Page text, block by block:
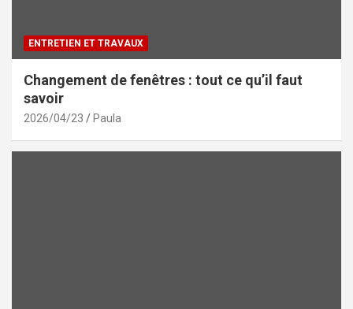
ENTRETIEN ET TRAVAUX
Changement de fenêtres : tout ce qu’il faut
savoir
2026/04/23 Paula